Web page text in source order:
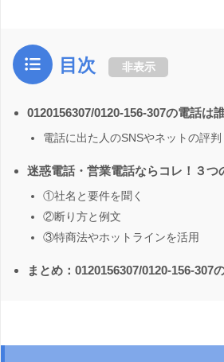
目次 非表示
0120156307/0120-156-307の電話は
電話に出た人のSNSやネットの評判
迷惑電話・営業電話ならコレ！３つ
①社名と要件を聞く
②断り方と例文
③特商法やホットラインを活用
まとめ：0120156307/0120-156-307